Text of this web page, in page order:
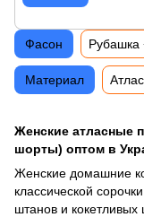
Женские атласные
шорты) оптом в
Женские домашние
классической
штанов и
Фасон
Материал Атлас